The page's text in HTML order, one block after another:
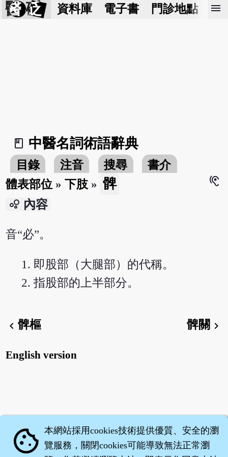
醫 砭 資料庫 電子書 門診地點 預
menu
book_2
中醫名詞術語辭典
目錄 注音 搜尋
書介
體表部位 »下肢 » 髀
hearing
bubble_chart 內容
音“必”。
即股部（大腿部）的代稱。
指股部的上半部分。
chevron_left髀樞 髀關chevron_right
English version
cookie 本網站採用cookies技術提供優質、安全的瀏
覽服務，關閉cookies可能導致無法正常瀏